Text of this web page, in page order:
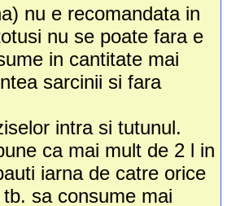
nu e recomandata in
nu se poate fara e
in cantitate mai
sarcinii si fara
intra si tutunul.
ca mai mult de 2 l in
iarna de catre orice
sa consume mai